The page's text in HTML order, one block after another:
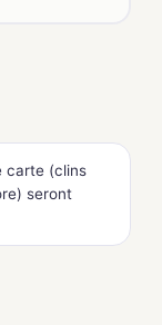
carte (clins
seront